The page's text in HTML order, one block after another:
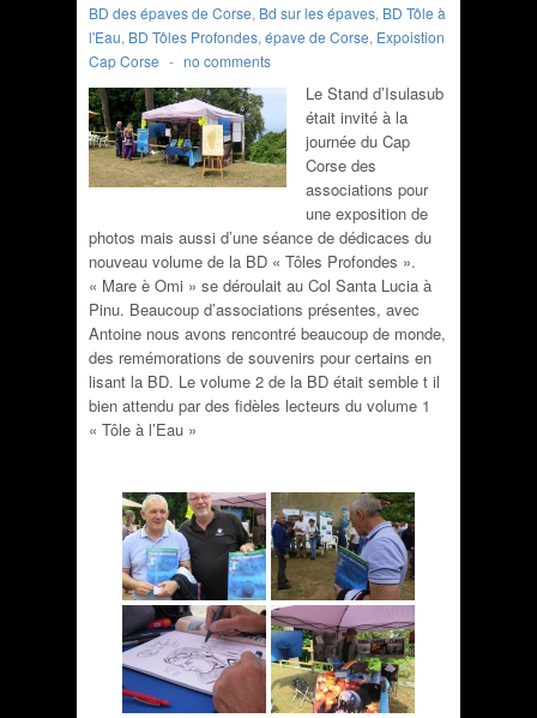
BD des épaves de Corse, Bd sur les épaves, BD Tôle à
l'Eau, BD Tôles Profondes, épave de Corse, Expoistion
Cap Corse - no comments
Le Stand d’Isulasub
était invité à la
journée du Cap
Corse des
associations pour
une exposition de
photos mais aussi d’une séance de dédicaces du
nouveau volume de la BD « Tôles Profondes ».
« Mare è Omi » se déroulait au Col Santa Lucia à
Pinu. Beaucoup d’associations présentes, avec
Antoine nous avons rencontré beaucoup de monde,
des remémorations de souvenirs pour certains en
lisant la BD. Le volume 2 de la BD était semble t il
bien attendu par des fidèles lecteurs du volume 1
« Tôle à l’Eau »